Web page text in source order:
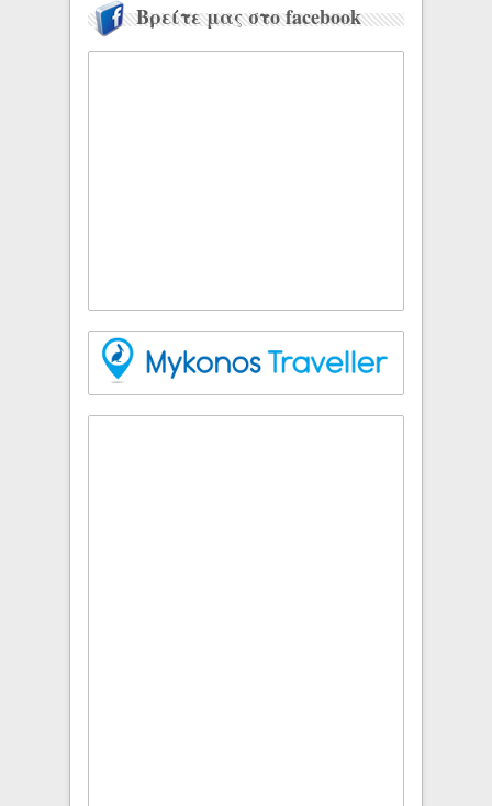
Βρείτε μας στο facebook